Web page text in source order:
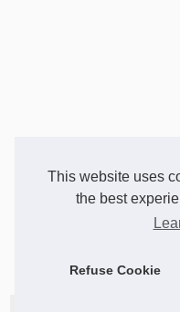
This website uses
the best
Refuse Cookie